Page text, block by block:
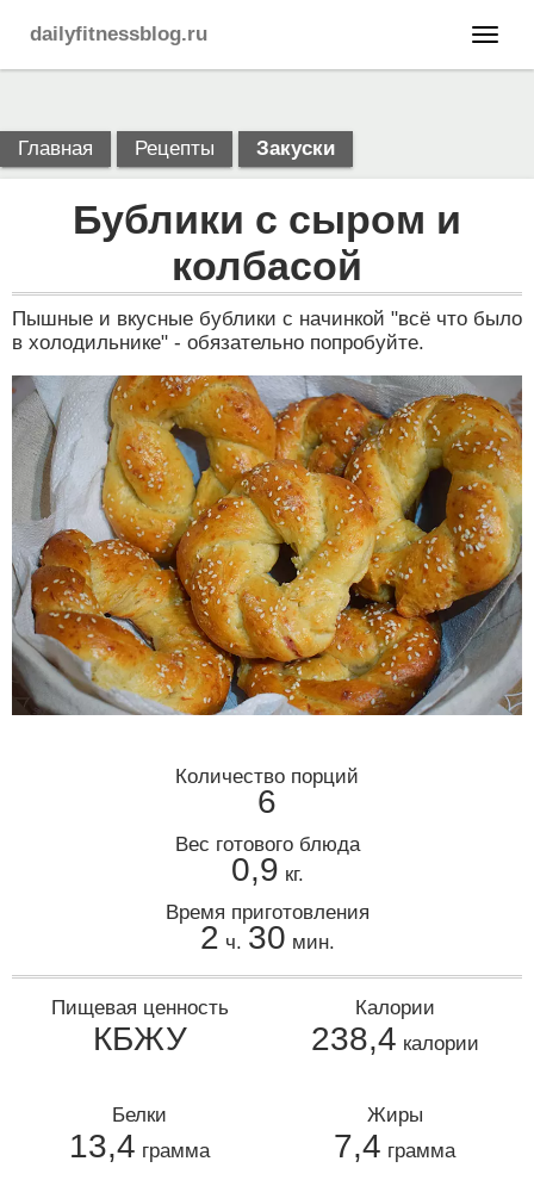
dailyfitnessblog.ru
Главная Рецепты Закуски
Бублики с сыром и
колбасой
Пышные и вкусные бублики с начинкой "всё что было
в холодильнике" - обязательно попробуйте.
Количество порций
6
Вес готового блюда
0,9 кг.
Время приготовления
2 ч. 30 мин.
Пищевая ценность
КБЖУ
Калории
238,4 калории
Белки
13,4 грамма
Жиры
7,4 грамма